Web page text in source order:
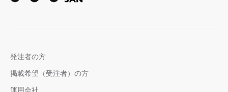
発注者の方
掲載希望（受注者）の方
運用会社